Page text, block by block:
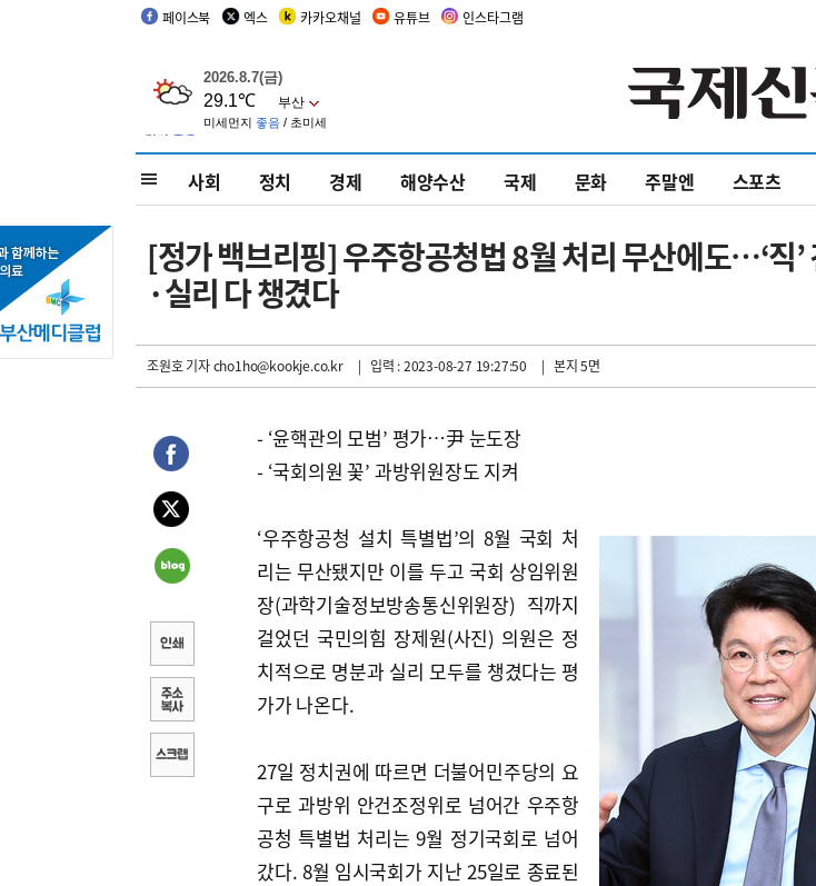
페이스북 엑스 카카오채널 유튜브 인스타그램
사회 정치 경제 해양수산 국제 문화 주말엔 스포츠
[정가 백브리핑] 우주항공청법 8월 처리 무산에도…‘직’
·실리 다 챙겼다
조원호 기자cho1ho@kookje.co.kr | 입력 : 2023-08-27 19:27:50 | 본지 5면
- ‘윤핵관의 모범’ 평가…尹 눈도장
- ‘국회의원 꽃’ 과방위원장도 지켜
‘우주항공청 설치 특별법’의 8월 국회 처
리는 무산됐지만 이를 두고 국회 상임위원
장(과학기술정보방송통신위원장) 직까지
걸었던 국민의힘 장제원(사진) 의원은 정
치적으로 명분과 실리 모두를 챙겼다는 평
가가 나온다.
27일 정치권에 따르면 더불어민주당의 요
구로 과방위 안건조정위로 넘어간 우주항
공청 특별법 처리는 9월 정기국회로 넘어
갔다. 8월 임시국회가 지난 25일로 종료된